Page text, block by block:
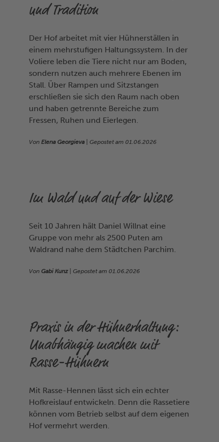
und Tradition
Der Hof arbeitet mit vier Hühnerställen in
einem mehrstufigen Haltungssystem. In der
Voliere leben die Tiere nicht nur am Boden,
sondern nutzen auch mehrere Ebenen im
Stall. Über Rampen und Sitzstangen
erschließen sie sich den Raum nach oben
und haben getrennte Bereiche zum
Fressen, Ruhen und Eierlegen.
Von Elena Georgieva | Gepostet am 01.06.2026
Im Wald und auf der Wiese
Seit 10 Jahren hält Daniel Willnat eine
Gruppe von mehr als 2500 Puten am
Waldrand nahe dem Städtchen Parchim.
VonGabi Kunz| Gepostet am 01.06.2026
Praxis in der Hühnerhaltung:
Unabhängig machen mit
Rasse-Hühnern
Mit Rasse-Hennen lässt sich ein echter
Hofkreislauf entwickeln. Denn die Rassetiere
können vom Betrieb selbst auf dem eigenen
Hof vermehrt werden.